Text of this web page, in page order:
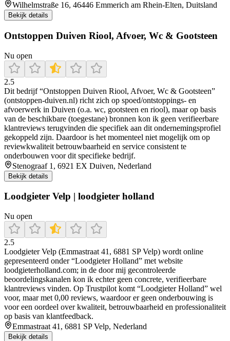
Wilhelmstraße 16, 46446 Emmerich am Rhein-Elten, Duitsland
Bekijk details
Ontstoppen Duiven Riool, Afvoer, Wc & Gootsteen
Nu open
2.5
Dit bedrijf “Ontstoppen Duiven Riool, Afvoer, Wc & Gootsteen”
(ontstoppen-duiven.nl) richt zich op spoed/ontstoppings- en
afvoerwerk in Duiven (o.a. wc, gootsteen en riool), maar op basis
van de beschikbare (toegestane) bronnen kon ik geen verifieerbare
klantreviews terugvinden die specifiek aan dit ondernemingsprofiel
gekoppeld zijn. Daardoor is het momenteel niet mogelijk om op
reviewkwaliteit betrouwbaarheid en service consistent te
onderbouwen voor dit specifieke bedrijf.
Stenograaf 1, 6921 EX Duiven, Nederland
Bekijk details
Loodgieter Velp | loodgieter holland
Nu open
2.5
Loodgieter Velp (Emmastraat 41, 6881 SP Velp) wordt online
gepresenteerd onder “Loodgieter Holland” met website
loodgieterholland.com; in de door mij gecontroleerde
beoordelingskanalen kon ik echter geen concrete, verifieerbare
klantreviews vinden. Op Trustpilot komt “Loodgieter Holland” wel
voor, maar met 0,00 reviews, waardoor er geen onderbouwing is
voor een oordeel over kwaliteit, betrouwbaarheid en professionaliteit
op basis van klantfeedback.
Emmastraat 41, 6881 SP Velp, Nederland
Bekijk details